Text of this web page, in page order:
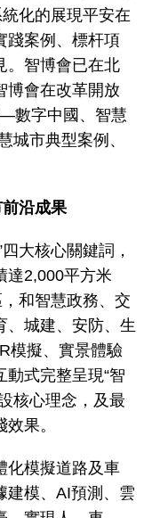
化的展現平安在
踐案例、標杆項
。智博會已在北
博會在改革開放
數字中國、智慧
城市典型案例、
沿成果
大核心關鍵詞，
達2,000平方米
和智慧政務、交
、城建、安防、生
模擬、實景體驗
式完整呈現“智
核心理念，及最
果。
模擬道路及車
建模、AI預測、雲